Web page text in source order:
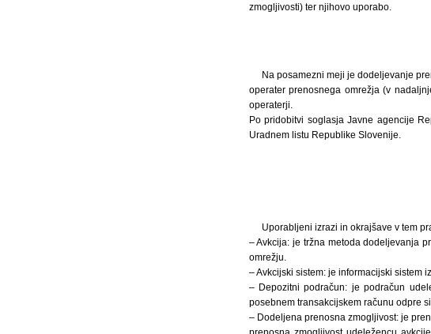
zmogljivosti) ter njihovo uporabo.
Na posamezni meji je dodeljevanje
operater prenosnega omrežja (v
operaterji.
Po pridobitvi soglasja Javne agencije
Uradnem listu Republike Slovenije.
Uporabljeni izrazi in okrajšave v tem
– Avkcija: je tržna metoda dodeljevanja
omrežju.
– Avkcijski sistem: je informacijski sistem
– Depozitni podračun: je podračun
posebnem transakcijskem računu odpre
– Dodeljena prenosna zmogljivost: je